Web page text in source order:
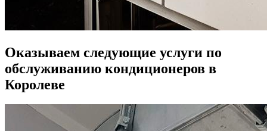
Оказываем следующие услуги по
обслуживанию кондиционеров в
Королеве